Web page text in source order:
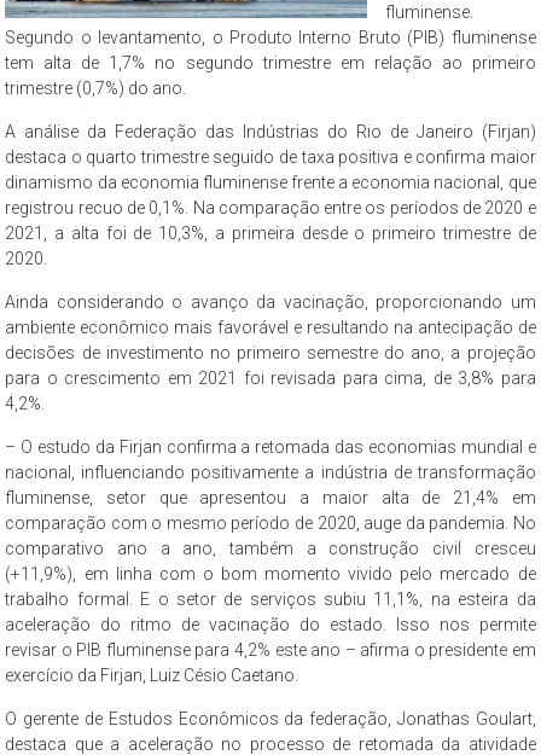
fluminense.
Segundo o levantamento, o Produto Interno Bruto (PIB) fluminense
tem alta de 1,7% no segundo trimestre em relação ao primeiro
trimestre (0,7%) do ano.
A análise da Federação das Indústrias do Rio de Janeiro (Firjan)
destaca o quarto trimestre seguido de taxa positiva e confirma maior
dinamismo da economia fluminense frente a economia nacional, que
registrou recuo de 0,1%. Na comparação entre os períodos de 2020 e
2021, a alta foi de 10,3%, a primeira desde o primeiro trimestre de
2020.
Ainda considerando o avanço da vacinação, proporcionando um
ambiente econômico mais favorável e resultando na antecipação de
decisões de investimento no primeiro semestre do ano, a projeção
para o crescimento em 2021 foi revisada para cima, de 3,8% para
4,2%.
– O estudo da Firjan confirma a retomada das economias mundial e
nacional, influenciando positivamente a indústria de transformação
fluminense, setor que apresentou a maior alta de 21,4% em
comparação com o mesmo período de 2020, auge da pandemia. No
comparativo ano a ano, também a construção civil cresceu
(+11,9%), em linha com o bom momento vivido pelo mercado de
trabalho formal. E o setor de serviços subiu 11,1%, na esteira da
aceleração do ritmo de vacinação do estado. Isso nos permite
revisar o PIB fluminense para 4,2% este ano – afirma o presidente em
exercício da Firjan, Luiz Césio Caetano.
O gerente de Estudos Econômicos da federação, Jonathas Goulart,
destaca que a aceleração no processo de retomada da atividade